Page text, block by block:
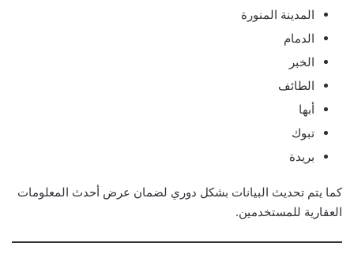
المدينة المنورة
الدمام
الخبر
الطائف
أبها
تبوك
بريدة
كما يتم تحديث البيانات بشكل دوري لضمان عرض أحدث المعلومات
العقارية للمستخدمين.